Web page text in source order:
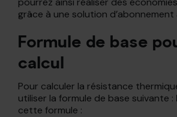
grâce à une solution
Formule de base
calcul
Pour calculer la résistance
utiliser la formule de base suivante :
cette formule :